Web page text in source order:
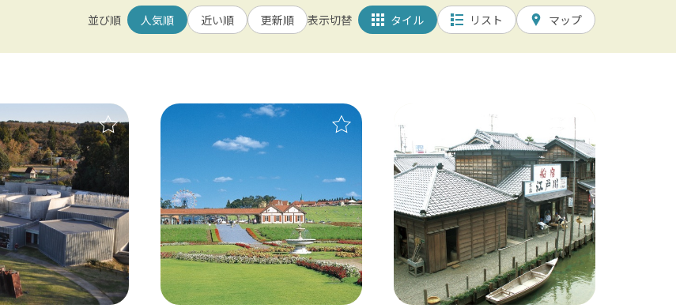
車いすの貸出 筆談対応
東葛飾
北総
小江戸佐原 / 佐倉ふるさと広場 / 成田山新勝寺 / 銚子（犬吠埼）
九十九里
九十九里浜 / 釣ヶ崎海岸（サーフィン） / 白子温泉 / 茂原 / 御宿
南房総
並び順 人気順 近い順 更新順 表示切替 タイル リスト マップ